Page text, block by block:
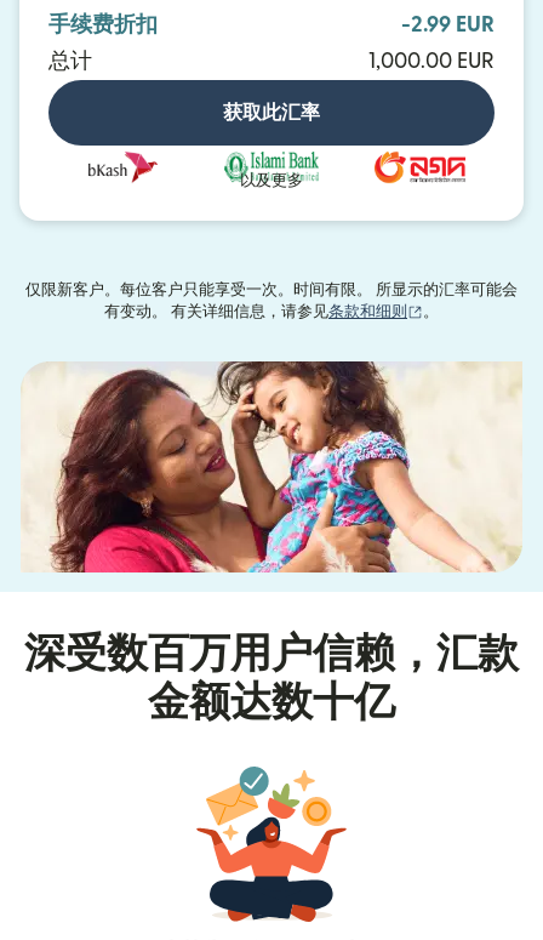
手续费折扣
-2.99 EUR
总计
1,000.00 EUR
获取此汇率
以及更多
仅限新客户。每位客户只能享受一次。时间有限。 所显示的汇率可能会
有变动。 有关详细信息，请参见条款和细则 。
深受数百万用户信赖，汇款
金额达数十亿